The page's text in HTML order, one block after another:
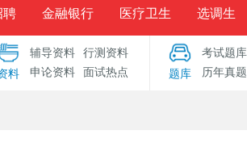
聘 金融银行 医疗卫生 选调生
准考证打印 成绩查询 录用公示
料
辅导资料
行测资料
申论资料
面试热点 题库
考试题库
历年真题